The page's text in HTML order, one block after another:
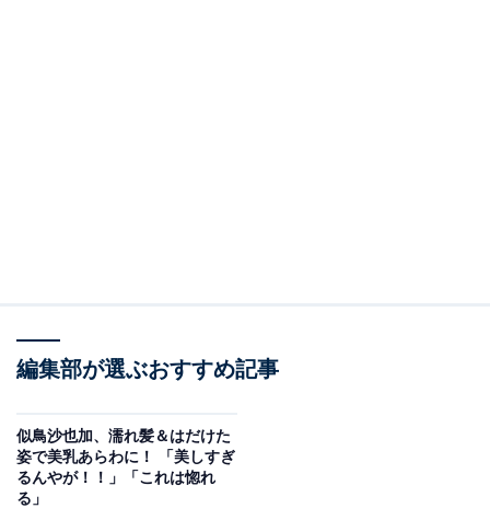
編集部が選ぶおすすめ記事
似鳥沙也加、濡れ髪＆はだけた
姿で美乳あらわに！ 「美しすぎ
るんやが！！」「これは惚れ
る」